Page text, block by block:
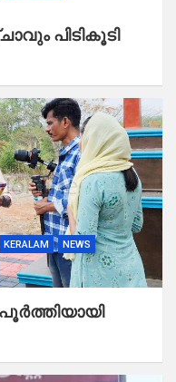
പിടികൂടി
KERALAM
NEWS